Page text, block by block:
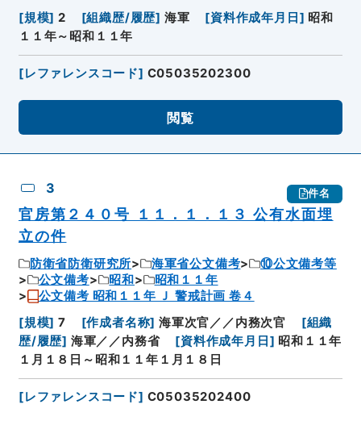
[規模] 2 [組織歴/履歴] 海軍 [資料作成年月日 ] 昭和
１１年～昭和１１年
[レファレンスコード] C05035202300
閲覧
3 件名
官房第２４０号 １１．１．１３ 公有水面埋
立の件
防衛省防衛研究所 海軍省公文備考
⑩公文備考等
公文備考
昭和
昭和１１年
公文備考 昭和１１年 Ｊ 警戒計画 卷４
[規模] 7 [作成者名称] 海軍次官／／内務次官 [組織
歴/履歴] 海軍／／内務省 [資料作成年月日 ] 昭和１１年
１月１８日～昭和１１年１月１８日
[レファレンスコード] C05035202400